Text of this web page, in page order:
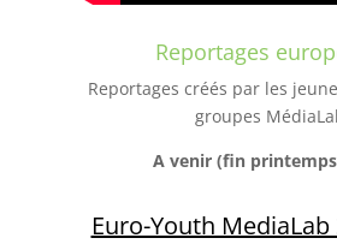
Reportages
Reportages créés par les
groupes
A venir (fin printemps
Euro-Youth MediaLab